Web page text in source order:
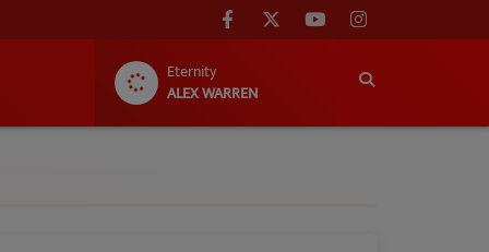
Eternity
ALEX WARREN